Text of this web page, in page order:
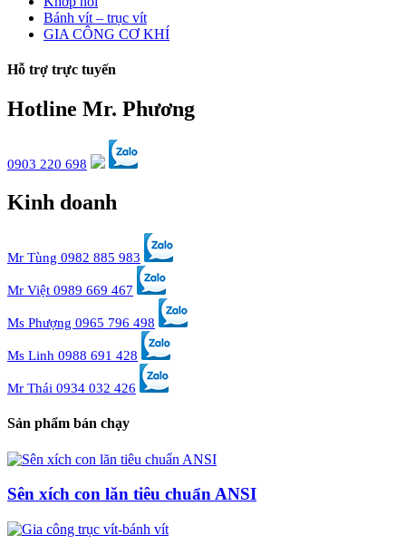
Bánh vít – trục vít
GIA CÔNG CƠ KHÍ
Hỗ trợ trực tuyến
Hotline Mr. Phương
0903 220 698
Kinh doanh
Mr Tùng 0982 885 983
Mr Việt 0989 669 467
Ms Phượng 0965 796 498
Ms Linh 0988 691 428
Mr Thái 0934 032 426
Sản phẩm bán chạy
Sên xích con lăn tiêu chuẩn ANSI